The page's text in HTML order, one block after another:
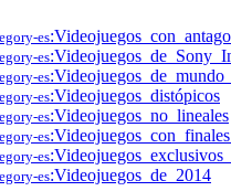
es
es
es
es:Videojuegos_distópicos
es:Videojuegos_no_lineales
es
es
es:Videojuegos_de_2014